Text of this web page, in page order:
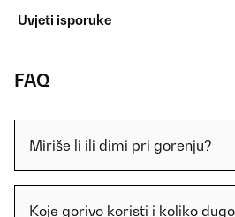
Uvjeti isporuke
FAQ
Miriše li ili dimi pri gorenju?
Koje gorivo koristi i koliko